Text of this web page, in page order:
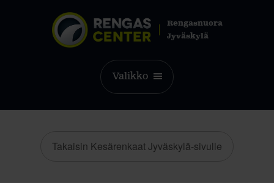
Rengasnuora
Jyväskylä
Valikko
Takaisin Kesärenkaat Jyväskylä-sivulle